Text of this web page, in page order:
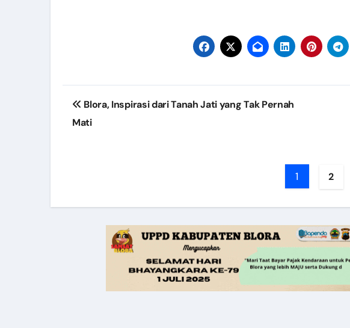
Post
navigation
Blora, Inspirasi dari Tanah Jati yang Tak Pernah
Mati
1 2